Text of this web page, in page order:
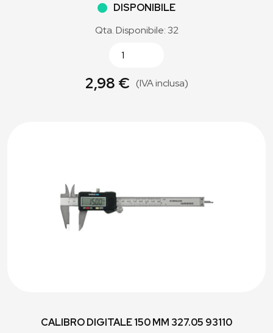
DISPONIBILE
Qta. Disponibile: 32
2,98 € (IVA inclusa)
CALIBRO DIGITALE 150 MM 327.05 93110